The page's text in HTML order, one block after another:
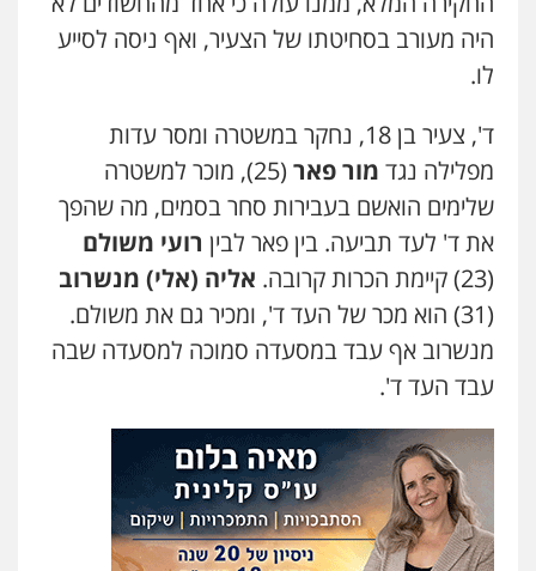
עו"ד אילן אלימלך
פלילי פשיעה חמורה תעבורה אסירים
עו"ד שאדי נאטור
פלילי פשיעה חמורה מעצרים וחקירות
0509230800
גיל דביר – משרד עורכי דין
פלילי פשיעה כלכלית צווארון לבן
0506217771
סלימאן אבו שעירה – משרד עורכי דין
פלילי בטחוני צבאי נזיקין
0547780927
עו"ד אסף גונן
היה מעורב בסחיטתו של הצעיר, ואף ניסה לסייע
לו.
ד', צעיר בן 18, נחקר במשטרה ומסר עדות
מפלילה נגד מור פאר
(25), מוכר למשטרה
שלימים הואשם בעבירות סחר בסמים, מה שהפך
את ד' לעד תביעה. בין פאר לבין רועי משולם
(23) קיימת הכרות קרובה.
אליה (אלי) מנשרוב
(31) הוא מכר של העד ד', ומכיר גם את משולם.
מנשרוב אף עבד במסעדה סמוכה למסעדה שבה
עבד העד ד'.